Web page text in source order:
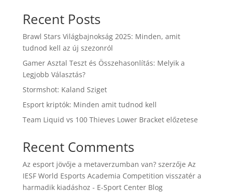
Recent Posts
Brawl Stars Világbajnokság 2025: Minden, amit
tudnod kell az új szezonról
Gamer Asztal Teszt és Összehasonlítás: Melyik a
Legjobb Választás?
Stormshot: Kaland Sziget
Esport kriptók: Minden amit tudnod kell
Team Liquid vs 100 Thieves Lower Bracket előzetese
Recent Comments
Az esport jövője a metaverzumban van?szerzője Az
IESF World Esports Academia Competition visszatér a
harmadik kiadáshoz - E-Sport Center Blog